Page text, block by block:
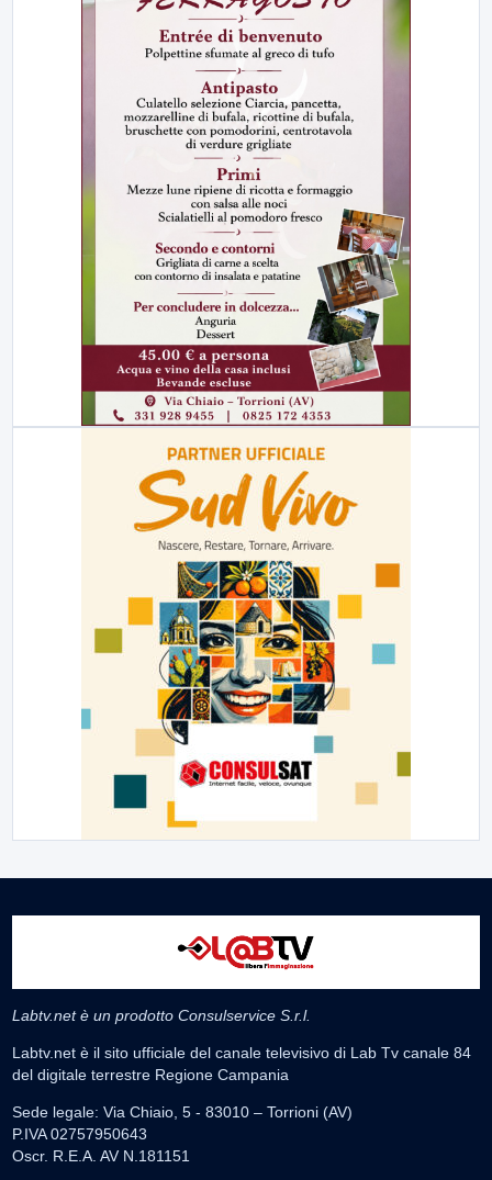
Labtv.net è un prodotto Consulservice S.r.l.
Labtv.net è il sito ufficiale del canale televisivo di Lab Tv canale 84
del digitale terrestre Regione Campania
Sede legale: Via Chiaio, 5 - 83010 – Torrioni (AV)
P.IVA 02757950643
Oscr. R.E.A. AV N.181151